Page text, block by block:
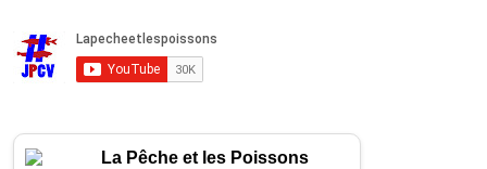
La Pêche et les Poissons